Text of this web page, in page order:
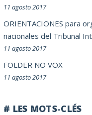
11 agosto 2017
ORIENTACIONES para
nacionales del Tribunal
11 agosto 2017
FOLDER NO VOX
11 agosto 2017
# LES MOTS-CLÉS